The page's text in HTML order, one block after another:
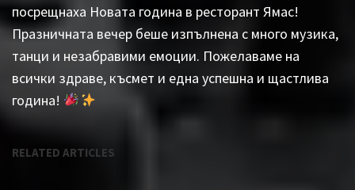
посрещнаха Новата година в ресторант Ямас!
Празничната вечер беше изпълнена с много музика,
танци и незабравими емоции. Пожелаваме на
всички здраве, късмет и една успешна и щастлива
година!
RELATED ARTICLES